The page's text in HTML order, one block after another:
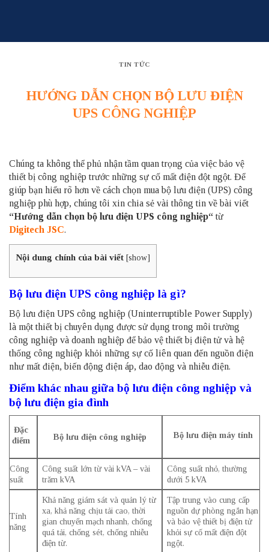
TIN TỨC
HƯỚNG DẪN CHỌN BỘ LƯU ĐIỆN
UPS CÔNG NGHIỆP
Chúng ta không thể phủ nhận tầm quan trọng của việc bảo vệ
thiết bị công nghiệp trước những sự cố mất điện đột ngột. Để
giúp bạn hiểu rõ hơn về cách chọn mua bộ lưu điện (UPS) công
nghiệp phù hợp, chúng tôi xin chia sẻ vài thông tin về bài viết
“Hướng dẫn chọn bộ lưu điện UPS công nghiệp“từ
Digitech JSC.
Nội dung chính của bài viết [show]
Bộ lưu điện UPS công nghiệp là gì?
Bộ lưu điện UPS công nghiệp (Uninterruptible Power Supply)
là một thiết bị chuyên dụng được sử dụng trong môi trường
công nghiệp và doanh nghiệp để bảo vệ thiết bị điện tử và hệ
thống công nghiệp khỏi những sự cố liên quan đến nguồn điện
như mất điện, biến động điện áp, dao động và nhiễu điện.
Điểm khác nhau giữa bộ lưu điện công nghiệp và
bộ lưu điện gia đình
Đặc
điểm
Bộ lưu điện công nghiệp Bộ lưu điện máy tính
Công
suất
Công suất lớn từ vài kVA – vài
trăm kVA
Công suất nhỏ, thường
dưới 5 kVA
Tính
năng
Khả năng giám sát và quản lý từ
xa, khả năng chịu tải cao, thời
gian chuyển mạch nhanh, chống
quá tải, chống sét, chống nhiễu
điện từ.
Tập trung vào cung cấp
nguồn dự phòng ngắn hạn
và bảo vệ thiết bị điện tử
khỏi sự cố mất điện đột
ngột.